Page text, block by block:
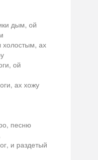
дым, ой
ах
ой
ах хожу
песню
и раздетый